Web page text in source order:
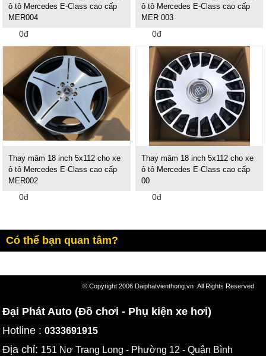
ô tô Mercedes E-Class cao cấp
MER004
0đ
ô tô Mercedes E-Class cao cấp
MER 003
0đ
Thay mâm 18 inch 5x112 cho xe
ô tô Mercedes E-Class cao cấp
MER002
0đ
Thay mâm 18 inch 5x112 cho xe
ô tô Mercedes E-Class cao cấp
00
0đ
Có thể bạn quan tâm?
© Copyright 2006 Daiphatvienthong.vn .All Rights Reserved
Đại Phát Auto (Đồ chơi - Phụ kiện xe hơi)
Hotline :0333691915
Địa chỉ: 151 Nơ Trang Long - Phường 12 - Quận Bình